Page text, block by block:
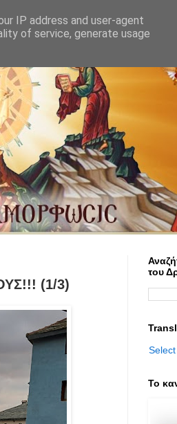
(1/3)
του
Το
IP address and user-agent
of service, generate usage